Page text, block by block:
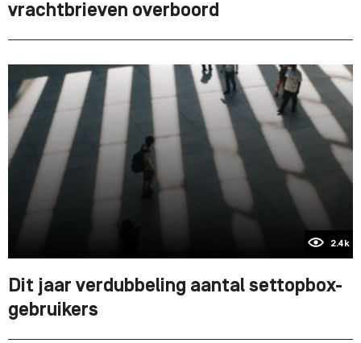
vrachtbrieven overboord
2.4k
Dit jaar verdubbeling aantal settopbox-
gebruikers